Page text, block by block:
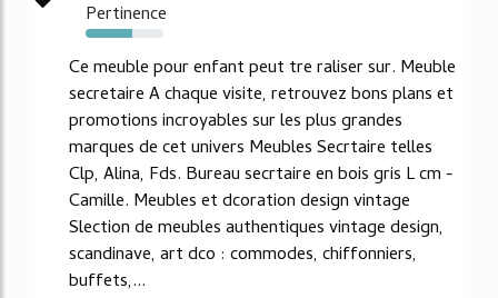
Pertinence
60%
Ce meuble pour enfant peut tre raliser sur. Meuble
secretaire A chaque visite, retrouvez bons plans et
promotions incroyables sur les plus grandes
marques de cet univers Meubles Secrtaire telles
Clp, Alina, Fds. Bureau secrtaire en bois gris L cm -
Camille. Meubles et dcoration design vintage
Slection de meubles authentiques vintage design,
scandinave, art dco : commodes, chiffonniers,
buffets,...